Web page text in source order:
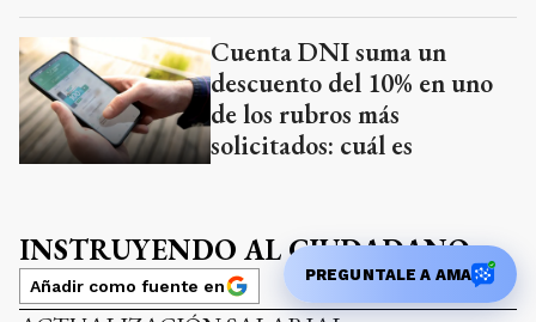
Cuenta DNI suma un
descuento del 10% en uno
de los rubros más
solicitados: cuál es
INSTRUYENDO AL CIUDADANO
Añadir como fuente en
PREGUNTALE A AMA